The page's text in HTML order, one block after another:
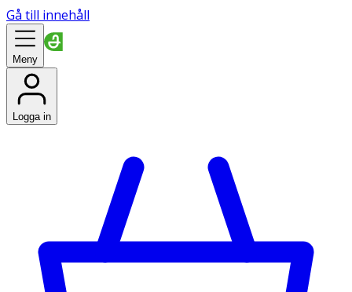
Gå till innehåll
Meny
Logga in